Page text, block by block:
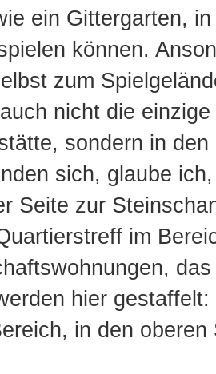
ein Gittergarten,
können.
zum
nicht die einzige
sondern in den
sich, glaube
Seite zur
im
hier
in den oberen